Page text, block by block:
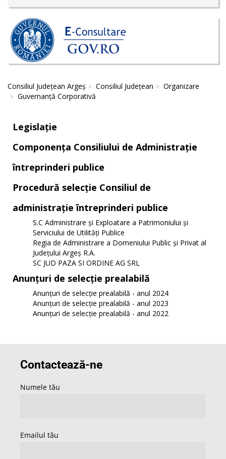
Consiliul Județean Argeș Consiliul Județean
Organizare
Guvernanță Corporativă
Legislație
Componența Consiliului de Administrație
întreprinderi publice
Procedură selecție Consiliul de
administrație întreprinderi publice
S.C Administrare și Exploatare a Patrimoniului și
Serviciului de Utilități Publice
Regia de Administrare a Domeniului Public și Privat al
Județului Argeș R.A.
SC JUD PAZA SI ORDINE AG SRL
Anunțuri de selecție prealabilă
Anunțuri de selecție prealabilă - anul 2024
Anunțuri de selecție prealabilă - anul 2023
Anunțuri de selecție prealabilă - anul 2022